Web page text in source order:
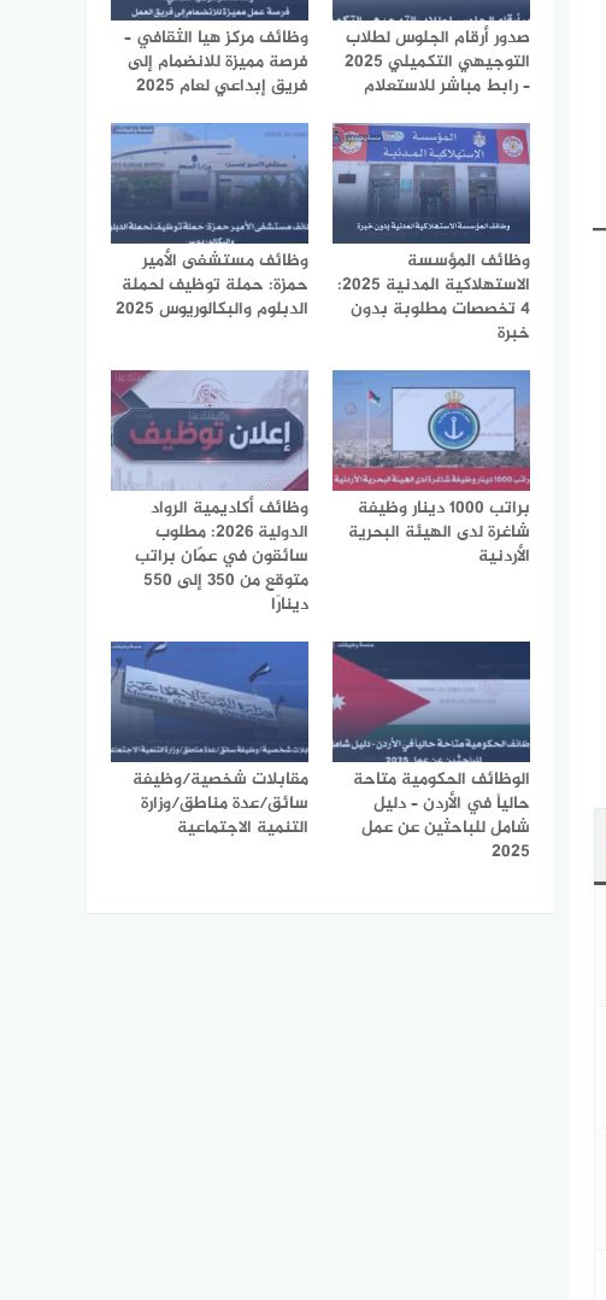
صدور أرقام الجلوس لطلاب
التوجيهي التكميلي 2025
– رابط مباشر للاستعلام
وظائف مركز هيا الثقافي –
فرصة مميزة للانضمام إلى
فريق إبداعي لعام 2025
وظائف المؤسسة
الاستهلاكية المدنية 2025:
4 تخصصات مطلوبة بدون
خبرة
وظائف مستشفى الأمير
حمزة: حملة توظيف لحملة
الدبلوم والبكالوريوس 2025
براتب 1000 دينار وظيفة
شاغرة لدى الهيئة البحرية
الأردنية
وظائف أكاديمية الرواد
الدولية 2026: مطلوب
سائقون في عمّان براتب
متوقع من 350 إلى 550
دينارًا
الوظائف الحكومية متاحة
حالياً في الأردن – دليل
شامل للباحثين عن عمل
2025
مقابلات شخصية/وظيفة
سائق/عدة مناطق/وزارة
التنمية الاجتماعية